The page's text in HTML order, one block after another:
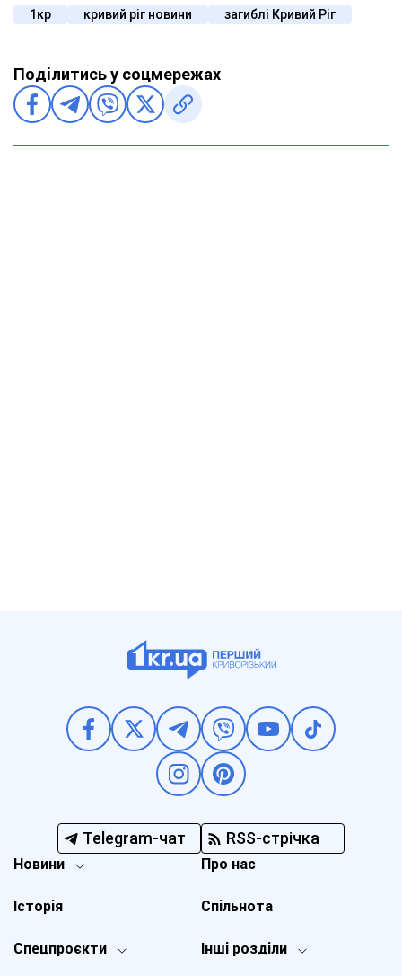
1кр кривий ріг новини загиблі Кривий Ріг
Поділитись у соцмережах
Telegram-чат RSS-стрічка
Новини
Спецпроєкти Інші розділи
Історія
Про нас
Спільнота